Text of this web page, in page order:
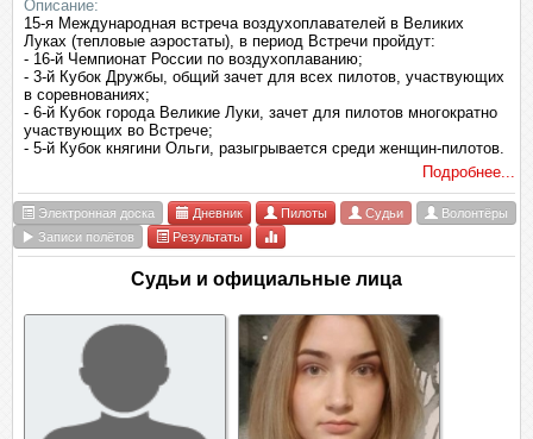
Описание:
15-я Международная встреча воздухоплавателей в Великих
Луках (тепловые аэростаты), в период Встречи пройдут:
- 16-й Чемпионат России по воздухоплаванию;
- 3-й Кубок Дружбы, общий зачет для всех пилотов, участвующих
в соревнованиях;
- 6-й Кубок города Великие Луки, зачет для пилотов многократно
участвующих во Встрече;
- 5-й Кубок княгини Ольги, разыгрывается среди женщин-пилотов.
Подробнее...
Электронная доска Дневник Пилоты Судьи
Волонтёры
Записи полётов
Результаты
Судьи и официальные лица